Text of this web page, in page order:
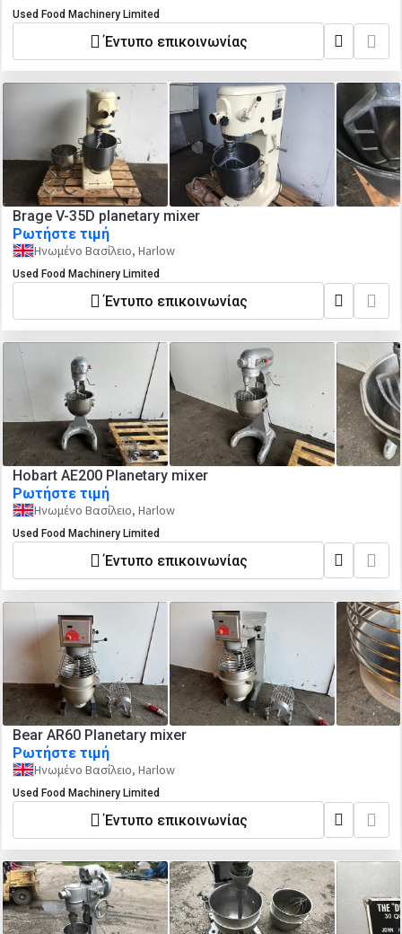
Used Food Machinery Limited
Έντυπο επικοινωνίας
Brage V-35D planetary mixer
Ρωτήστε τιμή
Ηνωμένο Βασίλειο, Harlow
Used Food Machinery Limited
Έντυπο επικοινωνίας
Hobart AE200 Planetary mixer
Ρωτήστε τιμή
Ηνωμένο Βασίλειο, Harlow
Used Food Machinery Limited
Έντυπο επικοινωνίας
Bear AR60 Planetary mixer
Ρωτήστε τιμή
Ηνωμένο Βασίλειο, Harlow
Used Food Machinery Limited
Έντυπο επικοινωνίας